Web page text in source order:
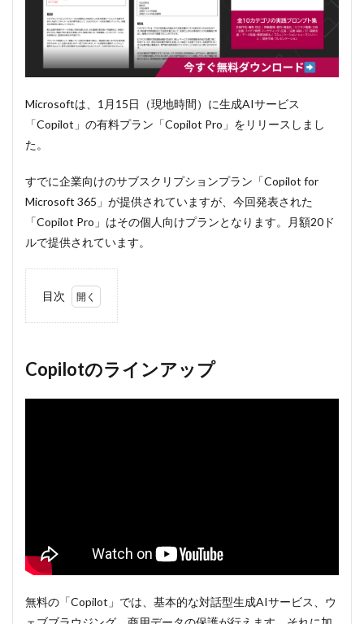
Microsoftは、1月15日（現地時間）に生成AIサービス
「Copilot」の有料プラン「Copilot Pro」をリリースしまし
た。
すでに企業向けのサブスクリプションプラン「Copilot for
Microsoft 365」が提供されていますが、今回発表された
「Copilot Pro」はその個人向けプランとなります。月額20ド
ルで提供されています。
目次
ンアッ
プ
2
3
バイス
を横断
Copilot
Copilotのラインアップ
無料の「Copilot」では、基本的な対話型生成AIサービス、ウ